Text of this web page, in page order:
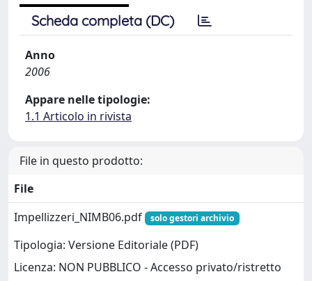
Scheda completa (DC)
Anno
2006
Appare nelle tipologie:
1.1 Articolo in rivista
File in questo prodotto:
File
Impellizzeri_NIMB06.pdf
solo gestori archivio
Tipologia: Versione Editoriale (PDF)
Licenza: NON PUBBLICO - Accesso privato/ristretto